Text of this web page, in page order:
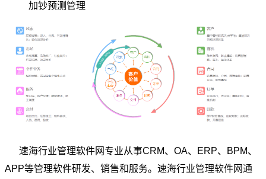
加钞预测管理
速海行业管理软件网专业从事CRM、OA、ERP、BPM、
APP等管理软件研发、销售和服务。速海行业管理软件网通